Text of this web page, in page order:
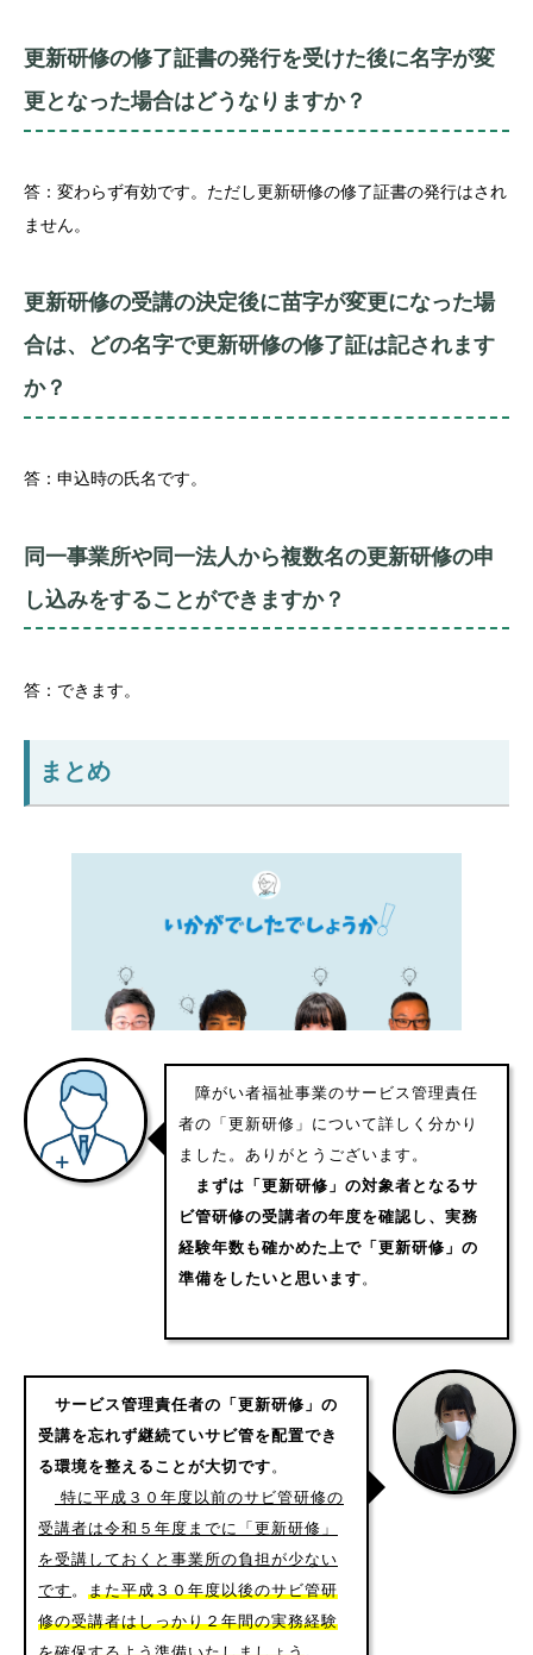
更新研修の修了証書の発行を受けた後に名字が変
更となった場合はどうなりますか？
答：変わらず有効です。ただし更新研修の修了証書の発行はされ
ません。
更新研修の受講の決定後に苗字が変更になった場
合は、どの名字で更新研修の修了証は記されます
か？
答：申込時の氏名です。
同一事業所や同一法人から複数名の更新研修の申
し込みをすることができますか？
答：できます。
まとめ
障がい者福祉事業のサービス管理責任
者の「更新研修」について詳しく分かり
ました。ありがとうございます。
まずは「更新研修」の対象者となるサ
ビ管研修の受講者の年度を確認し、実務
経験年数も確かめた上で「更新研修」の
準備をしたいと思います。
サービス管理責任者の「更新研修」の
受講を忘れず継続ていサビ管を配置でき
る環境を整えることが大切です。
特に平成３０年度以前のサビ管研修の
受講者は令和５年度までに「更新研修」
を受講しておくと事業所の負担が少ない
です 。 また平成３０年度以後のサビ管研
修の受講者はしっかり２年間の実務経験